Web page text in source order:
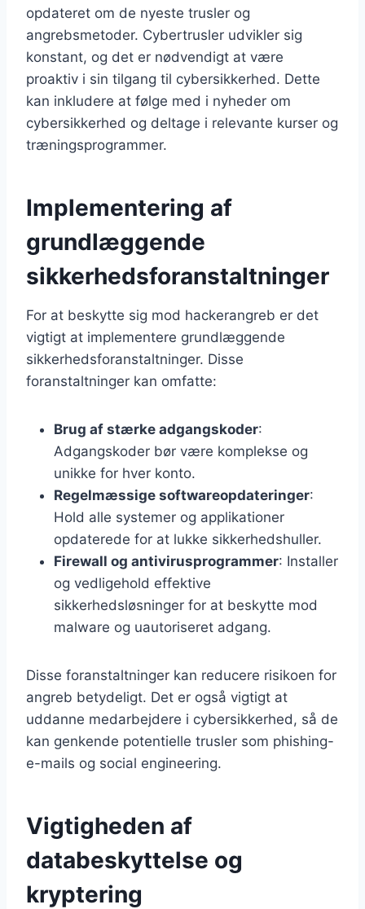
opdateret om de nyeste trusler og
angrebsmetoder. Cybertrusler udvikler sig
konstant, og det er nødvendigt at være
proaktiv i sin tilgang til cybersikkerhed. Dette
kan inkludere at følge med i nyheder om
cybersikkerhed og deltage i relevante kurser og
træningsprogrammer.
Implementering af
grundlæggende
sikkerhedsforanstaltninger
For at beskytte sig mod hackerangreb er det
vigtigt at implementere grundlæggende
sikkerhedsforanstaltninger. Disse
foranstaltninger kan omfatte:
Brug af stærke adgangskoder:
Adgangskoder bør være komplekse og
unikke for hver konto.
Regelmæssige softwareopdateringer:
Hold alle systemer og applikationer
opdaterede for at lukke sikkerhedshuller.
Firewall og antivirusprogrammer: Installer
og vedligehold effektive
sikkerhedsløsninger for at beskytte mod
malware og uautoriseret adgang.
Disse foranstaltninger kan reducere risikoen for
angreb betydeligt. Det er også vigtigt at
uddanne medarbejdere i cybersikkerhed, så de
kan genkende potentielle trusler som phishing-
e-mails og social engineering.
Vigtigheden af
databeskyttelse og
kryptering